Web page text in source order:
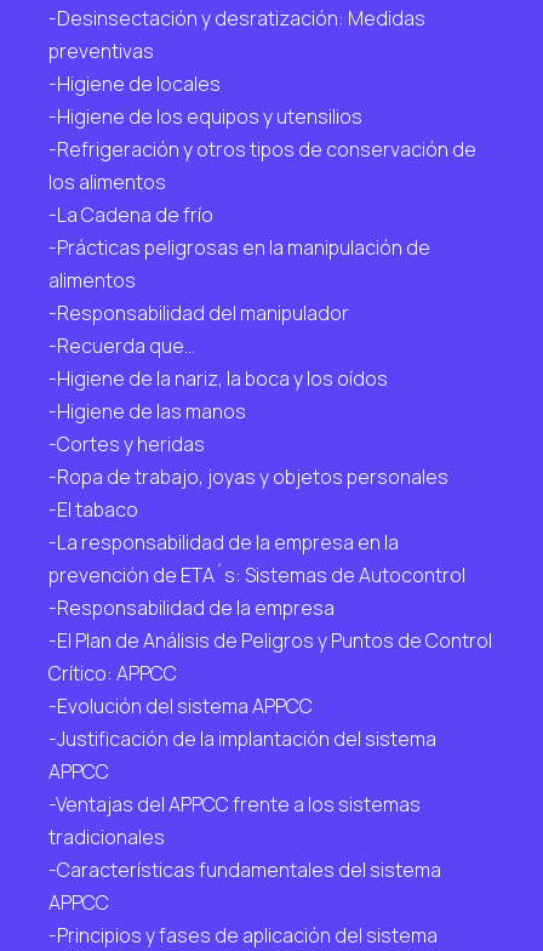
-Desinsectación y desratización: Medidas
preventivas
-Higiene de locales
-Higiene de los equipos y utensilios
-Refrigeración y otros tipos de conservación de
los alimentos
-La Cadena de frío
-Prácticas peligrosas en la manipulación de
alimentos
-Responsabilidad del manipulador
-Recuerda que…
-Higiene de la nariz, la boca y los oídos
-Higiene de las manos
-Cortes y heridas
-Ropa de trabajo, joyas y objetos personales
-El tabaco
-La responsabilidad de la empresa en la
prevención de ETA´s: Sistemas de Autocontrol
-Responsabilidad de la empresa
-El Plan de Análisis de Peligros y Puntos de Control
Crítico: APPCC
-Evolución del sistema APPCC
-Justificación de la implantación del sistema
APPCC
-Ventajas del APPCC frente a los sistemas
tradicionales
-Características fundamentales del sistema
APPCC
-Principios y fases de aplicación del sistema